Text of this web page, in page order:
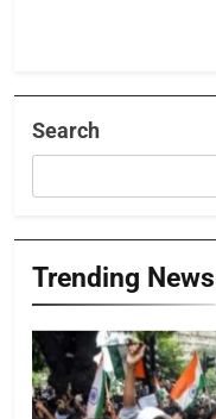
Search
Trending News